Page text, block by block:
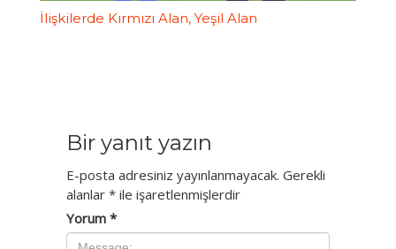
İlişkilerde Kırmızı Alan, Yeşil Alan
Bir yanıt yazın
E-posta adresiniz yayınlanmayacak. Gerekli
alanlar * ile işaretlenmişlerdir
Yorum *